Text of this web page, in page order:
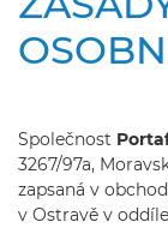
Společnost
3267/97a,
zapsaná v
v Ostravě v oddíle